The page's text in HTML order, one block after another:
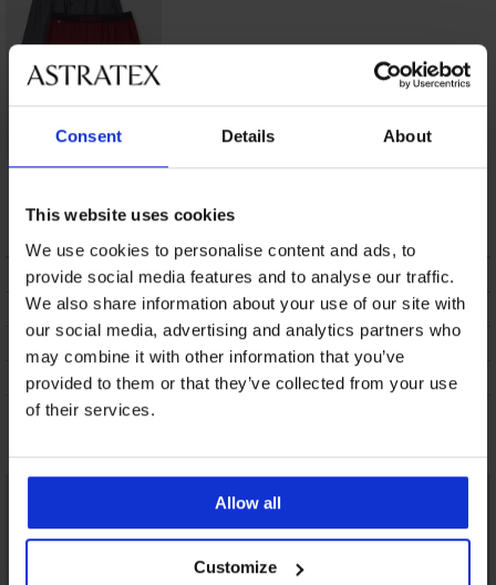
Consent Details About
This website uses cookies
We use cookies to personalise content and ads, to
provide social media features and to analyse our traffic.
We also share information about your use of our site with
our social media, advertising and analytics partners who
may combine it with other information that you’ve
provided to them or that they’ve collected from your use
of their services.
Allow all
Customize
2PACK Szorty
104,29 zł
OPIS
DOSTAWA I PŁATNOŚĆ
WYMIANA
CZYSZCZENIE I PRANIE